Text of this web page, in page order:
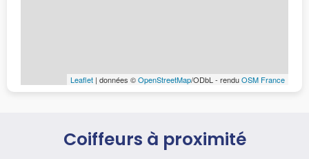
Leaflet | données ©OpenStreetMap/ODbL - renduOSM France
Coiffeurs à proximité